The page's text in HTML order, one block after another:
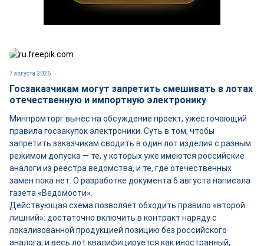
7 августа 2026
Госзаказчикам могут запретить смешивать в лотах
отечественную и импортную электронику
Минпромторг вынес на обсуждение проект, ужесточающий
правила госзакупок электроники. Суть в том, чтобы
запретить заказчикам сводить в один лот изделия с разным
режимом допуска — те, у которых уже имеются российские
аналоги из реестра ведомства, и те, где отечественных
замен пока нет. О разработке документа 6 августа написала
газета «Ведомости».
Действующая схема позволяет обходить правило «второй
лишний»: достаточно включить в контракт наряду с
локализованной продукцией позицию без российского
аналога, и весь лот квалифицируется как иностранный,